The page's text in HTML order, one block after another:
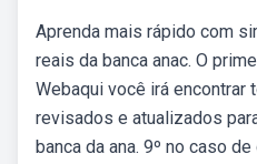
Aprenda mais rápido com
reais da banca anac. O
Webaqui você irá encontrar
revisados e atualizados
banca da ana. 9º no caso